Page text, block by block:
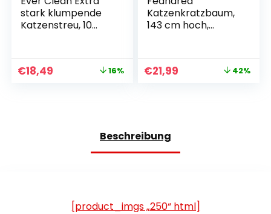
stark klumpende
Katzenstreu, 10
€18,49 16%
Katzenkratzbaum,
143 cm hoch,
Plattformen,
€21,99 42%
Beschreibung
[product_imgs „250“ html]